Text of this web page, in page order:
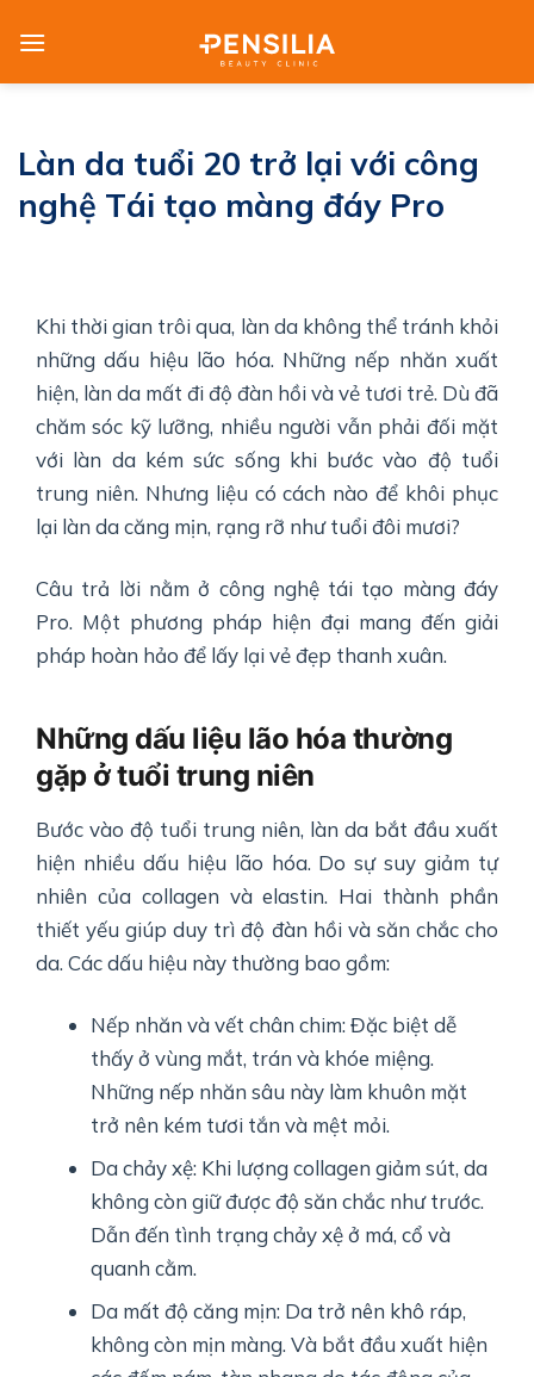
Làn da tuổi 20 trở lại với công
nghệ Tái tạo màng đáy Pro
Khi thời gian trôi qua, làn da không thể tránh khỏi
những dấu hiệu lão hóa. Những nếp nhăn xuất
hiện, làn da mất đi độ đàn hồi và vẻ tươi trẻ. Dù đã
chăm sóc kỹ lưỡng, nhiều người vẫn phải đối mặt
với làn da kém sức sống khi bước vào độ tuổi
trung niên. Nhưng liệu có cách nào để khôi phục
lại làn da căng mịn, rạng rỡ như tuổi đôi mươi?
Câu trả lời nằm ở công nghệ tái tạo màng đáy
Pro. Một phương pháp hiện đại mang đến giải
pháp hoàn hảo để lấy lại vẻ đẹp thanh xuân.
Những dấu liệu lão hóa thường
gặp ở tuổi trung niên
Bước vào độ tuổi trung niên, làn da bắt đầu xuất
hiện nhiều dấu hiệu lão hóa. Do sự suy giảm tự
nhiên của collagen và elastin. Hai thành phần
thiết yếu giúp duy trì độ đàn hồi và săn chắc cho
da. Các dấu hiệu này thường bao gồm:
Nếp nhăn và vết chân chim: Đặc biệt dễ
thấy ở vùng mắt, trán và khóe miệng.
Những nếp nhăn sâu này làm khuôn mặt
trở nên kém tươi tắn và mệt mỏi.
Da chảy xệ: Khi lượng collagen giảm sút, da
không còn giữ được độ săn chắc như trước.
Dẫn đến tình trạng chảy xệ ở má, cổ và
quanh cằm.
Da mất độ căng mịn: Da trở nên khô ráp,
không còn mịn màng. Và bắt đầu xuất hiện